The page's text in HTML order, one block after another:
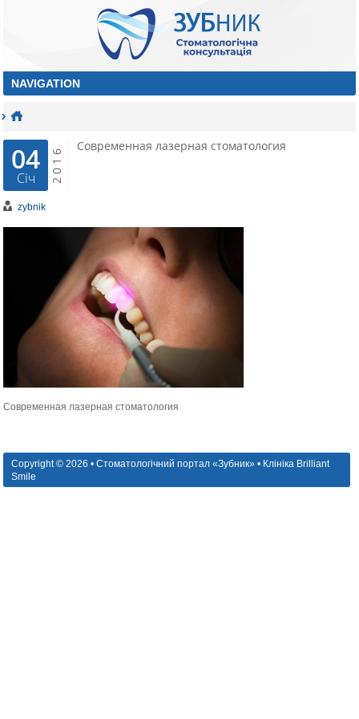
04
Січ 2016 Современная лазерная стоматология
zybnik
Современная лазерная стоматология
Copyright © 2026 • Стоматологічний портал «Зубник» • Клініка Brilliant
Smile